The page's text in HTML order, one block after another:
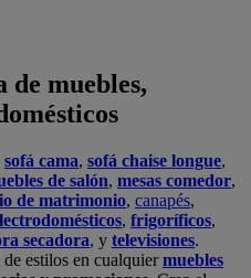
de muebles,
sofá cama, sofá chaise longue,
de salón, mesas comedor,
de matrimonio, canapés,
, frigoríficos,
secadora, y televisiones.
estilos en cualquiermuebles